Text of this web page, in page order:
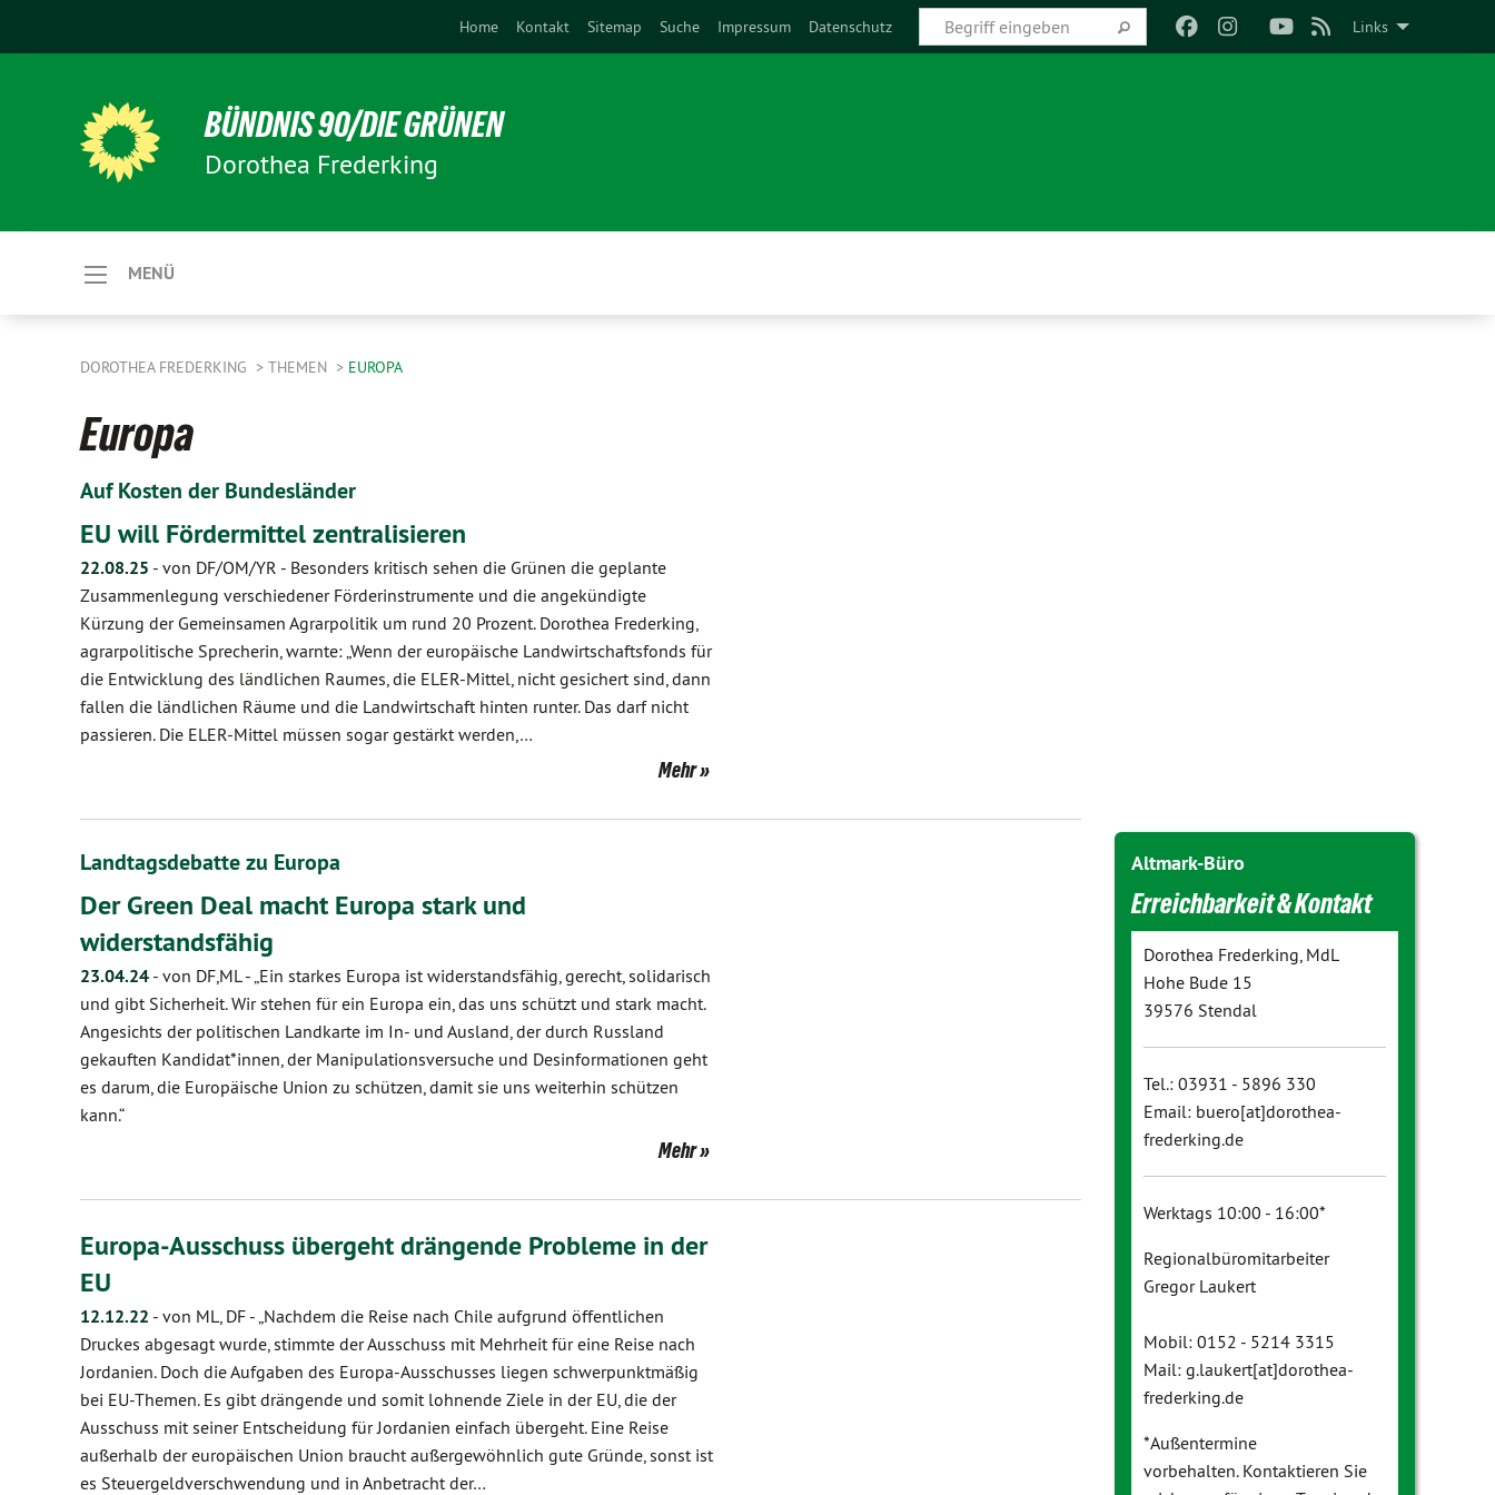
Links
Home Kontakt Sitemap Suche Impressum Datenschutz
BÜNDNIS 90/DIE GRÜNEN
Dorothea Frederking
MENÜ
DOROTHEA FREDERKING THEMEN EUROPA
Europa
Auf Kosten der Bundesländer
EU will Fördermittel zentralisieren
22.08.25 - von DF/OM/YR - Besonders kritisch sehen die Grünen die geplante
Zusammenlegung verschiedener Förderinstrumente und die angekündigte
Kürzung der Gemeinsamen Agrarpolitik um rund 20 Prozent. Dorothea Frederking,
agrarpolitische Sprecherin, warnte: „Wenn der europäische Landwirtschaftsfonds für
die Entwicklung des ländlichen Raumes, die ELER-Mittel, nicht gesichert sind, dann
fallen die ländlichen Räume und die Landwirtschaft hinten runter. Das darf nicht
passieren. Die ELER-Mittel müssen sogar gestärkt werden,…
Mehr
Landtagsdebatte zu Europa
Der Green Deal macht Europa stark und
widerstandsfähig
23.04.24 - von DF,ML-„Ein starkes Europa ist widerstandsfähig, gerecht, solidarisch
und gibt Sicherheit. Wir stehen für ein Europa ein, das uns schützt und stark macht.
Angesichts der politischen Landkarte im In- und Ausland, der durch Russland
gekauften Kandidat*innen, der Manipulationsversuche und Desinformationen geht
es darum, die Europäische Union zu schützen, damit sie uns weiterhin schützen
kann.“
Mehr
Europa-Ausschuss übergeht drängende Probleme in der
EU
12.12.22 - von ML, DF -„Nachdem die Reise nach Chile aufgrund öffentlichen
Druckes abgesagt wurde, stimmte der Ausschuss mit Mehrheit für eine Reise nach
Jordanien. Doch die Aufgaben des Europa-Ausschusses liegen schwerpunktmäßig
bei EU-Themen. Es gibt drängende und somit lohnende Ziele in der EU, die der
Ausschuss mit seiner Entscheidung für Jordanien einfach übergeht. Eine Reise
außerhalb der europäischen Union braucht außergewöhnlich gute Gründe, sonst ist
es Steuergeldverschwendung und in Anbetracht der…
Altmark-Büro
Erreichbarkeit & Kontakt
Dorothea Frederking, MdL
Hohe Bude 15
39576 Stendal
Tel.: 03931 - 5896 330
Email: buero[at]dorothea-
frederking.de
Werktags 10:00 - 16:00*
Regionalbüromitarbeiter
Gregor Laukert
Mobil: 0152 - 5214 3315
Mail: g.laukert[at]dorothea-
frederking.de
*Außentermine
vorbehalten. Kontaktieren Sie